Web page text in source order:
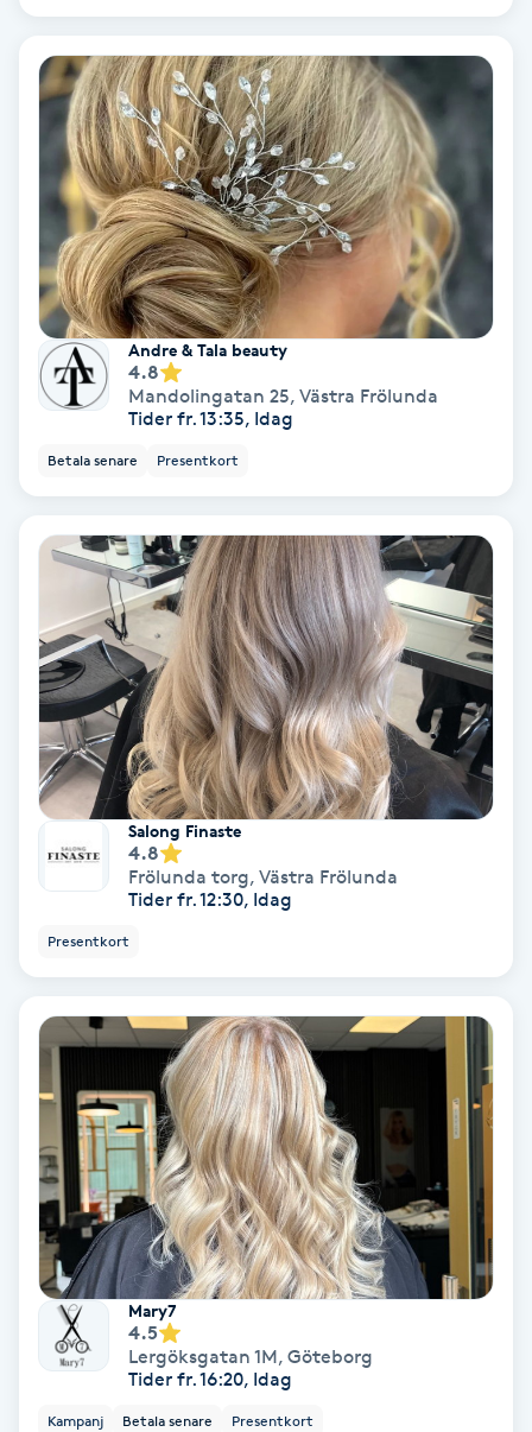
Fransar
Fransborttagning
Fransfärgning
Fransförlängning
Fransförlängning Megavolym
Fransförlängning Volym
Fransk manikyr
Frekvensterapi
Friskvård
Friskvårdsmassage
Frisör
Funktionsanalys
Färgning
Föning
Gel naglar
Gelenaglar
Gellack
Gellack med förstärkning
Gravidmassage
Gravidyoga
Andre & Tala beauty
4.8
Mandolingatan 25, Västra Frölunda
Tider fr. 13:35, Idag
Betala senare Presentkort
Salong Finaste
4.8
Frölunda torg, Västra Frölunda
Tider fr. 12:30, Idag
Presentkort
Mary7
4.5
Lergöksgatan 1M, Göteborg
Tider fr. 16:20, Idag
Kampanj Betala senare Presentkort